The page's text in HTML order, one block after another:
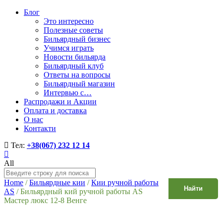
Блог
Это интересно
Полезные советы
Бильярдный бизнес
Учимся играть
Новости бильярда
Бильярдный клуб
Ответы на вопросы
Бильярдный магазин
Интервью с…
Распродажи и Акции
Оплата и доставка
О нас
Контакти
Тел: +38(067) 232 12 14
All
Найти
Home / Бильярдные кии / Кии ручной работы
AS / Бильярдный кий ручной работы AS
Мастер люкс 12-8 Венге